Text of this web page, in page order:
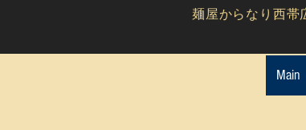
麺屋からなり西帯
Main